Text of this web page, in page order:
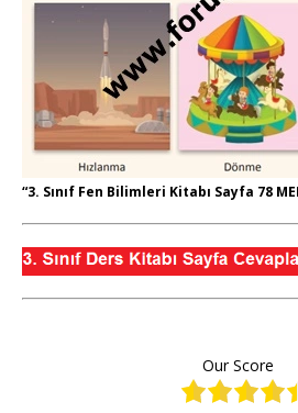
“3. Sınıf Fen Bilimleri Kitabı Sayfa 78
Our Score